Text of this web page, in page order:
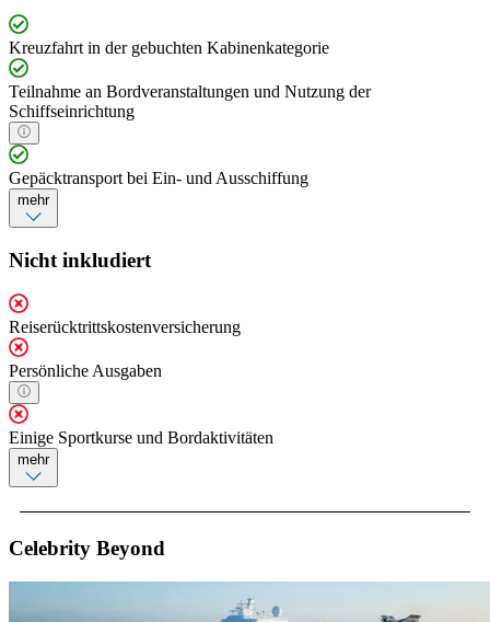
Kreuzfahrt in der gebuchten Kabinenkategorie
Teilnahme an Bordveranstaltungen und Nutzung der
Schiffseinrichtung
Gepäcktransport bei Ein- und Ausschiffung
mehr
Nicht inkludiert
Reiserücktrittskostenversicherung
Persönliche Ausgaben
Einige Sportkurse und Bordaktivitäten
mehr
Celebrity Beyond